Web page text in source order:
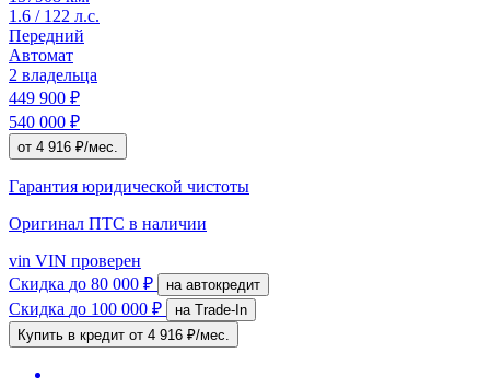
1.6 / 122 л.с.
Передний
Автомат
2 владельца
449 900 ₽
540 000 ₽
от 4 916 ₽/мес.
Гарантия юридической чистоты
Оригинал ПТС в наличии
vin VIN проверен
Скидка до 80 000 ₽ на автокредит
Скидка до 100 000 ₽
на Trade-In
Купить в кредит от 4 916 ₽/мес.